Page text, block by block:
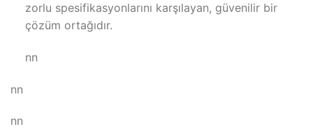
zorlu spesifikasyonlarını karşılayan, güvenilir bir
çözüm ortağıdır.
nn
nn
nn